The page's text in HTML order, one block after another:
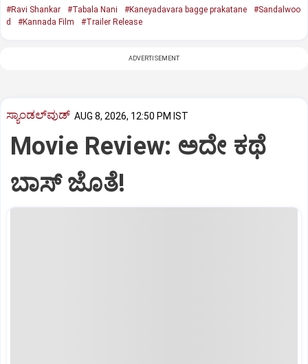
#Ravi Shankar #Tabala Nani #Kaneyadavara bagge prakatane
#Sandalwoo
d
#Kannada Film #Trailer Release
ADVERTISEMENT
ಸ್ಯಾಂಡಲ್‌ವುಡ್‌ AUG 8, 2026, 12:50 PM IST
Movie Review: ಅದೇ ಕಥೆ
ಬಾಸ್‌ ಜೊತೆ!